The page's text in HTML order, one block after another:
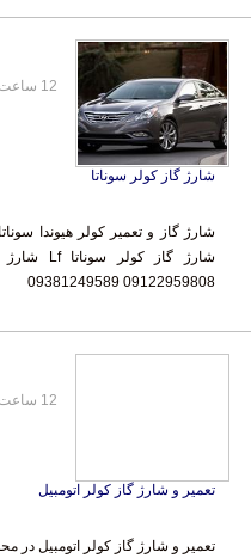
شارژ گاز کولر سوناتا
09122959808 09381249589
12 ساعت پیش
تعمیر و شارژ گاز کولر اتومبیل
تعمیر و شارژ گاز کولر اتومبیل در
با بهترین کیفیت و تضمین خدمات
12 ساعت پیش